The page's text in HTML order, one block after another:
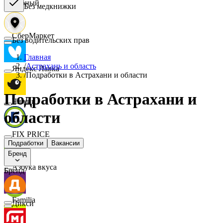
Верный
СберМаркет
Яндекс Лавка
Чижик
FIX PRICE
Азбука вкуса
Familia
Без медкнижки
Без водительских прав
Главная
/Астрахань и область
/Подработки в Астрахани и области
Подработки в Астрахани и
области
Подработки
Вакансии
Бренд
Бренд
Дикси